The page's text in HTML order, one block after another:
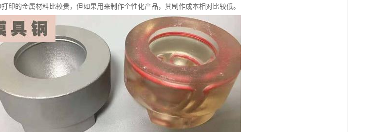
印的金属材料比较贵，但如果用来制作个性化产品，其制作成本相对比较低。